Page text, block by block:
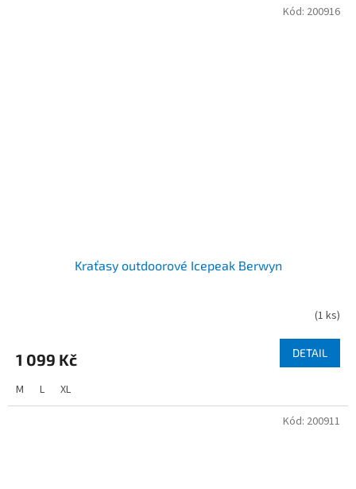
Kraťasy outdoorové Icepeak Berwyn
(1 ks)
1 099 Kč DETAIL
M L XL
Kód: 200916
Kód: 200911